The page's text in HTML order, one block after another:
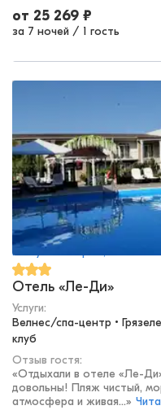
от 25 269 ₽
за 7 ночей / 1 гость
Республика Крым, Саки
Отель «Ле-Ди»
Услуги:
Велнес/спа-центр •
клуб
Отзыв гостя:
«Отдыхали в отеле «Ле-
довольны! Пляж чистый,
атмосфера и живая...»